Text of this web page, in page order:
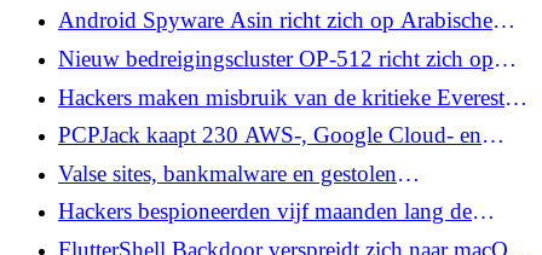
bereiken npm bij aanvallen op de
toeleveringsketen
Android Spyware Asin richt zich op Arabische
gebruikers via Fake News, PDF en War Map Apps
Nieuw bedreigingscluster OP-512 richt zich op
Microsoft IIS-servers met Custom Web Shell
Framework
Hackers maken misbruik van de kritieke Everest
Forms Pro WordPress-plug-infout om sites over te
nemen
PCPJack kaapt 230 AWS-, Google Cloud- en
Azure-servers voor geheime SMTP-relaynetwerk
Valse sites, bankmalware en gestolen
inloggegevens
Hackers bespioneerden vijf maanden lang de
Outlook-mailbox van een beursdirecteur
FlutterShell Backdoor verspreidt zich naar macOS